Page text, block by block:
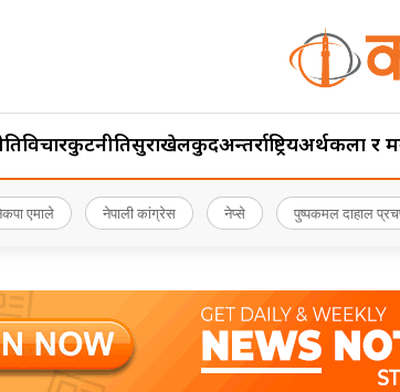
विचारकुटनीतिसुरक्षाखेलकुदअन्तर्राष्ट्रियअर्थकला र
एमाले नेपाली कांग्रेस नेप्से पुष्पकमल दाहाल